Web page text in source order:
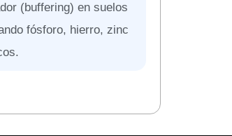
(buffering) en suelos
fósforo, hierro, zinc